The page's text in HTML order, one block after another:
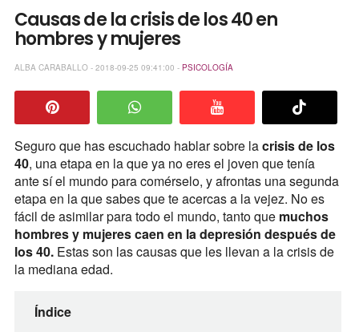
Causas de la crisis de los 40 en
hombres y mujeres
ALBA CARABALLO - 2018-09-25 09:41:00 - PSICOLOGÍA
Seguro que has escuchado hablar sobre lacrisis de los
40, una etapa en la que ya no eres el joven que tenía
ante sí el mundo para comérselo, y afrontas una segunda
etapa en la que sabes que te acercas a la vejez. No es
fácil de asimilar para todo el mundo, tanto que muchos
hombres y mujeres caen en la depresión después de
los 40.Estas son las causas que les llevan a la crisis de
la mediana edad.
Índice